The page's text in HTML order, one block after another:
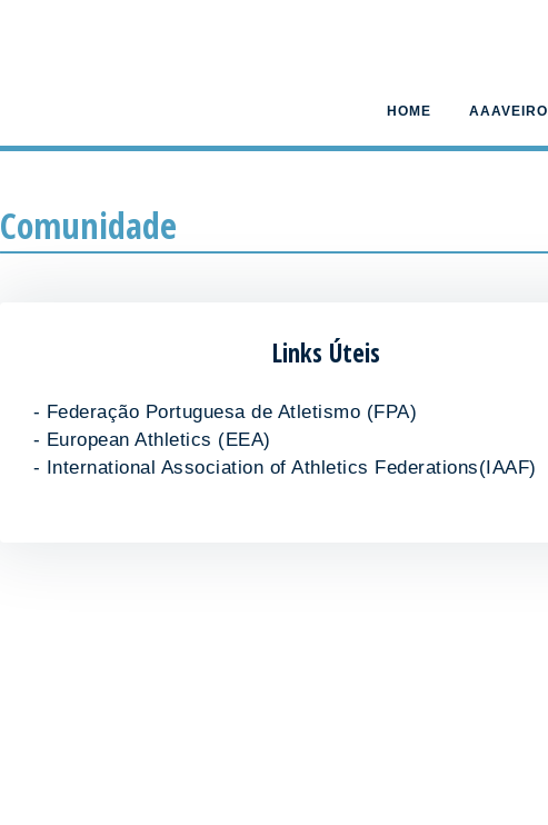
HOME AAAVEIRO
Comunidade
Links Úteis
- Federação Portuguesa de Atletismo (FPA)
- European Athletics (EEA)
-
International Association of Athletics Federations(IAAF)